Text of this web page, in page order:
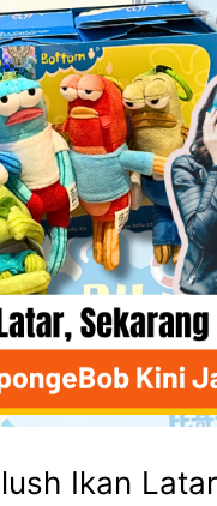
Ikan